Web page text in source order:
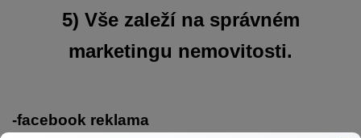
5) Vše zaleží na správném
marketingu nemovitosti.
-facebook reklama